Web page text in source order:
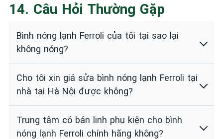
14. Câu Hỏi Thường Gặp
Bình nóng lạnh Ferroli của tôi tại sao lại
không nóng?
Cho tôi xin giá sửa bình nóng lạnh Ferroli tại
nhà tại Hà Nội được không?
Trung tâm có bán linh phụ kiện cho bình
nóng lạnh Ferroli chính hãng không?